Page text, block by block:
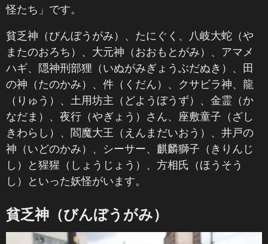
怪たち」です。
貧乏神（びんぼうがみ）、たにぐく、八岐大蛇（や
またのおろち）、大元神（おおもとがみ）、アマメ
ハギ、隠神刑部狸（いぬがみぎょうぶだぬき）、田
の神（たのかみ）、件（くだん）、クサビラ神、龍
（りゅう）、土用坊主（どようぼうず）、金霊（か
なだま）、夜行（やぎょう）さん、座敷童子（ざし
きわらし）、閻魔大王（えんまだいおう）、井戸の
神（いどのかみ）、シーサー、麒麟獅子（きりんじ
し）と猩猩（しょうじょう）、方相氏（ほうそう
し）といった妖怪がいます。
貧乏神（びんぼうがみ）